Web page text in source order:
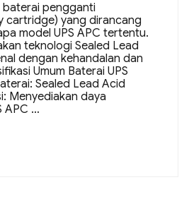
baterai pengganti
cartridge) yang dirancang
model UPS APC tertentu.
teknologi Sealed Lead
dengan kehandalan dan
Umum Baterai UPS
Sealed Lead Acid
Menyediakan daya
APC …